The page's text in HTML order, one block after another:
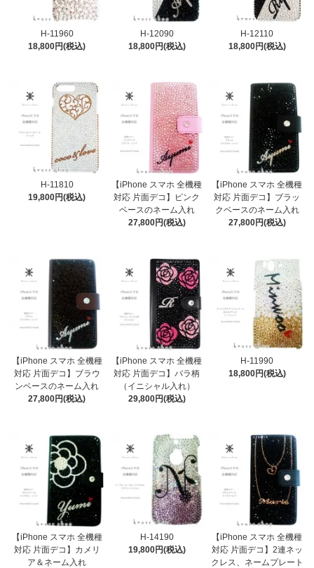
H-11960
18,800円(税込)
H-12090
18,800円(税込)
H-12110
18,800円(税込)
H-11810
19,800円(税込)
【iPhone スマホ 全機種
対応 片面デコ】ピンク
ベースのネーム入れ
27,800円(税込)
【iPhone スマホ 全機種
対応 片面デコ】ブラッ
クベースのネーム入れ
27,800円(税込)
【iPhone スマホ 全機種
対応 片面デコ】ブラウ
ンベースのネーム入れ
27,800円(税込)
【iPhone スマホ 全機種
対応 片面デコ】バラ柄
（イニシャル入れ）
29,800円(税込)
H-11990
18,800円(税込)
【iPhone スマホ 全機種
対応 片面デコ】カメリ
ア＆ネーム入れ
H-14190
19,800円(税込)
【iPhone スマホ 全機種
対応 片面デコ】2連ネッ
クレス、ネームプレート